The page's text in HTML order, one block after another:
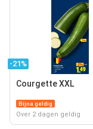
-21%
Courgette XXL
Bijna geldig
Over 2 dagen geldig